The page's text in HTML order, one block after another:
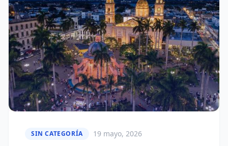
SIN CATEGORÍA 19 mayo, 2026